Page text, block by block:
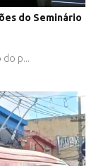
do Seminário
p...